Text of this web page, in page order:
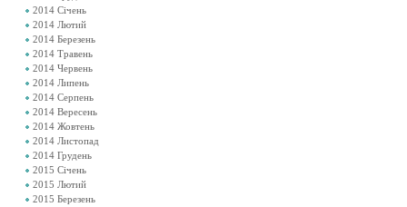
2014 Січень
2014 Лютий
2014 Березень
2014 Травень
2014 Червень
2014 Липень
2014 Серпень
2014 Вересень
2014 Жовтень
2014 Листопад
2014 Грудень
2015 Січень
2015 Лютий
2015 Березень